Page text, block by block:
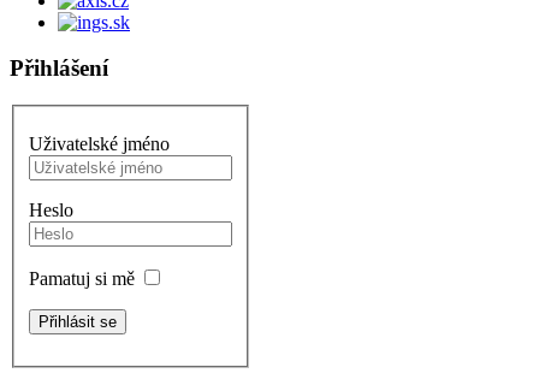
Přihlášení
Uživatelské jméno
Heslo
Pamatuj si mě